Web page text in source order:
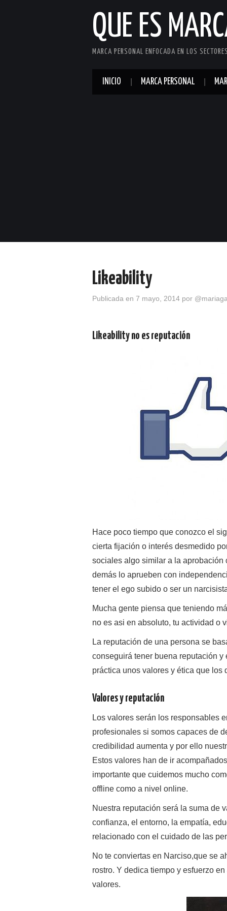
QUE ES
MARCA PERSONAL ENFOCADA EN LOS
INICIO MARCA PERSONAL
Likeability
Publicada en 7 mayo, 2014 por
Likeability no es reputación
Hace poco tiempo que conozco el
cierta fijación o interés desmedido
sociales algo similar a la
demás lo aprueben con
tener el ego subido o ser un
Mucha gente piensa que teniendo
no es asi en absoluto, tu actividad o
La reputación de una persona se
conseguirá tener buena reputación
práctica unos valores y ética que los
Valores y reputación
Los valores serán los responsables
profesionales si somos capaces de
credibilidad aumenta y por ello
Estos valores han de ir
importante que cuidemos mucho
offline como a nivel online.
Nuestra reputación será la suma de
confianza, el entorno, la empatía,
relacionado con el cuidado de las
No te conviertas en Narciso,que se
rostro. Y dedica tiempo y esfuerzo
valores.